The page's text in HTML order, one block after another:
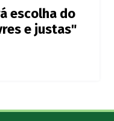
escolha do
e justas"